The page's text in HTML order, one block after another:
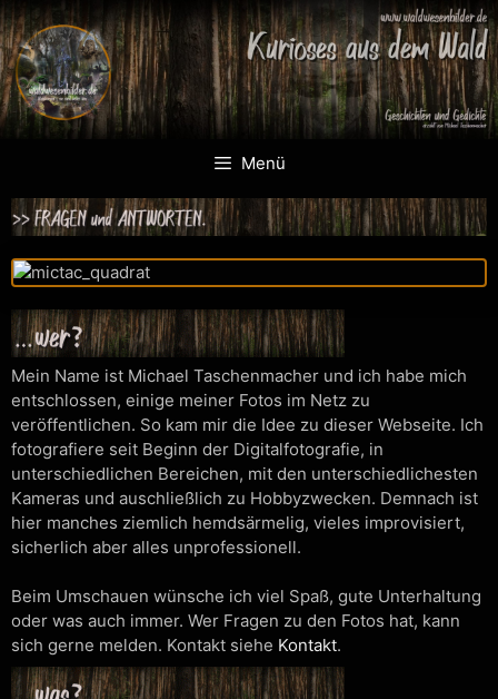
Menü
Mein Name ist Michael Taschenmacher und ich habe mich
entschlossen, einige meiner Fotos im Netz zu
veröffentlichen. So kam mir die Idee zu dieser Webseite. Ich
fotografiere seit Beginn der Digitalfotografie, in
unterschiedlichen Bereichen, mit den unterschiedlichesten
Kameras und auschließlich zu Hobbyzwecken. Demnach ist
hier manches ziemlich hemdsärmelig, vieles improvisiert,
sicherlich aber alles unprofessionell.
Beim Umschauen wünsche ich viel Spaß, gute Unterhaltung
oder was auch immer. Wer Fragen zu den Fotos hat, kann
sich gerne melden. Kontakt siehe Kontakt.